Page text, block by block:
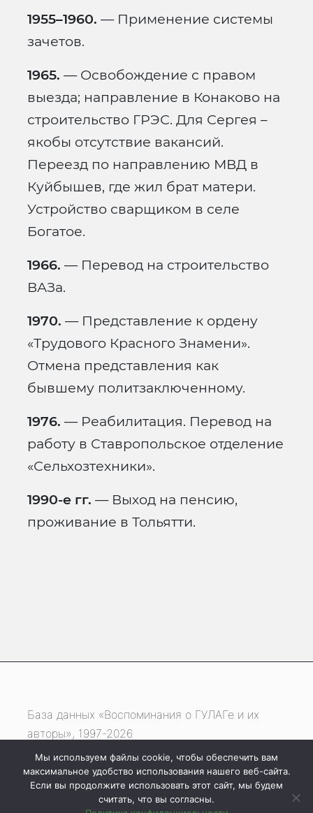
1955–1960. — Применение системы
зачетов.
1965. — Освобождение с правом
выезда; направление в Конаково на
строительство ГРЭС. Для Сергея –
якобы отсутствие вакансий.
Переезд по направлению МВД в
Куйбышев, где жил брат матери.
Устройство сварщиком в селе
Богатое.
1966. — Перевод на строительство
ВАЗа.
1970. — Представление к ордену
«Трудового Красного Знамени».
Отмена представления как
бывшему политзаключенному.
1976. — Реабилитация. Перевод на
работу в Ставропольское отделение
«Сельхозтехники».
1990-е гг. — Выход на пенсию,
проживание в Тольятти.
База данных «Воспоминания о ГУЛАГе и их
авторы», 1997-2026
Если вы нашли ошибку, выделите фрагмент
текста и нажмите одновременно
клавиши Ctrl
Мы используем файлы cookie, чтобы обеспечить вам
максимальное удобство использования нашего веб-сайта.
Если вы продолжите использовать этот сайт, мы будем
считать, что вы согласны.